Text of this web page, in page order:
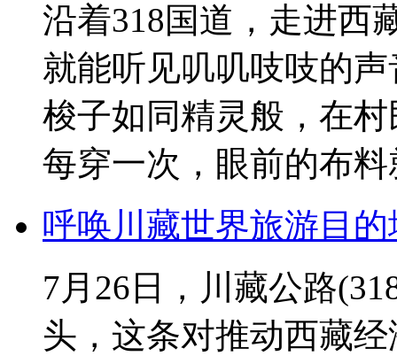
沿着318国道，走进西
就能听见叽叽吱吱的
梭子如同精灵般，在
每穿一次，眼前的布料
呼唤川藏世界旅游目的
7月26日，川藏公路
头，这条对推动西藏